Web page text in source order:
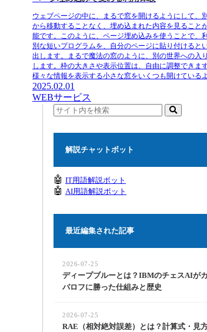
ウェブページの中に、まるで窓を開けるようにして
から移動することなく、埋め込まれた内容を見ること
能です。このように、ページ埋め込みを使うことで、
別な短いプログラムを、自分のページに貼り付ける
出します。まるで魔法の窓のように、別の世界への入
します。枠の大きさや表示位置は、自由に調整でき
様々な情報を表示する小さな窓をいくつも開けている
2025.02.01
WEBサービス
解説チャットボット
🤖 IT用語解説ボット
🤖 AI用語解説ボット
最近編集された記事
ディープブルーとは？IBMのチェスAIが
パロフに勝った仕組みと歴史
2026-07-25
RAE（相対絶対誤差）とは？計算式・見
2026-07-25